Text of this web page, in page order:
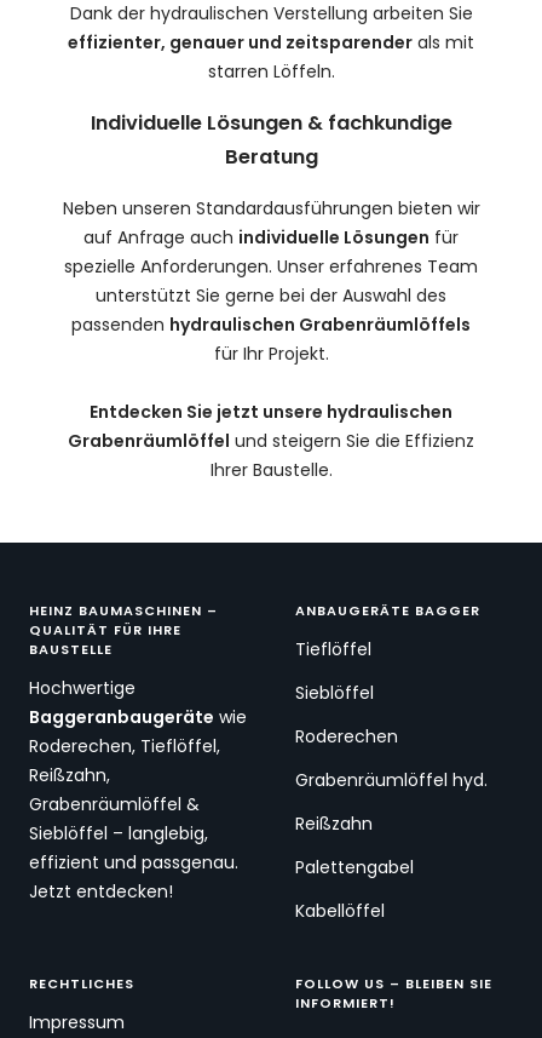
Dank der hydraulischen Verstellung arbeiten Sie
effizienter, genauer und zeitsparender als mit
starren Löffeln.
Individuelle Lösungen & fachkundige
Beratung
Neben unseren Standardausführungen bieten wir
auf Anfrage auch individuelle Lösungen für
spezielle Anforderungen. Unser erfahrenes Team
unterstützt Sie gerne bei der Auswahl des
passenden hydraulischen Grabenräumlöffels
für Ihr Projekt.
Entdecken Sie jetzt unsere hydraulischen
Grabenräumlöffel und steigern Sie die Effizienz
Ihrer Baustelle.
HEINZ BAUMASCHINEN –
QUALITÄT FÜR IHRE
BAUSTELLE
Hochwertige
Baggeranbaugeräte wie
Roderechen, Tieflöffel,
Reißzahn,
Grabenräumlöffel &
Sieblöffel – langlebig,
effizient und passgenau.
Jetzt entdecken!
ANBAUGERÄTE BAGGER
Tieflöffel
Sieblöffel
Roderechen
Grabenräumlöffel hyd.
Reißzahn
Palettengabel
Kabellöffel
RECHTLICHES
Impressum
FOLLOW US – BLEIBEN SIE
INFORMIERT!